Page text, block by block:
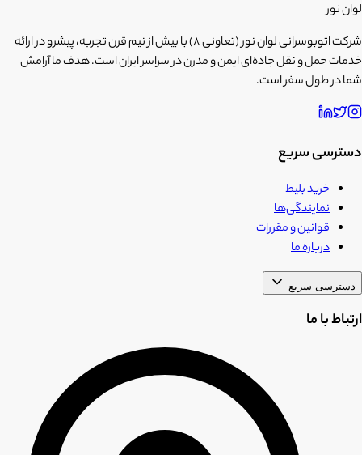
لوان نور
شرکت اتوبوسرانی لوان نور (تعاونی ۸) با بیش از نیم قرن تجربه، پیشرو در ارائه
خدمات حمل و نقل جاده‌ای ایمن و مدرن در سراسر ایران است. هدف ما آرامش
شما در طول سفر است.
دسترسی سریع
خرید بلیط
نمایندگی‌ها
قوانین و مقررات
درباره ما
دسترسی سریع
ارتباط با ما